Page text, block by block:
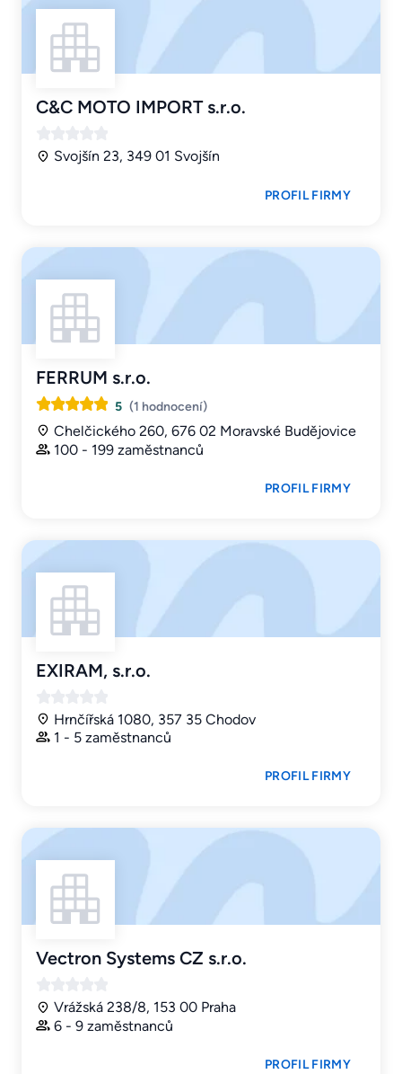
C&C MOTO IMPORT s.r.o.
Svojšín 23, 349 01 Svojšín
PROFIL FIRMY
FERRUM s.r.o.
5 (1 hodnocení)
Chelčického 260, 676 02 Moravské Budějovice
100 - 199 zaměstnanců
PROFIL FIRMY
EXIRAM, s.r.o.
Hrnčířská 1080, 357 35 Chodov
1 - 5 zaměstnanců
PROFIL FIRMY
Vectron Systems CZ s.r.o.
Vrážská 238/8, 153 00 Praha
6 - 9 zaměstnanců
PROFIL FIRMY